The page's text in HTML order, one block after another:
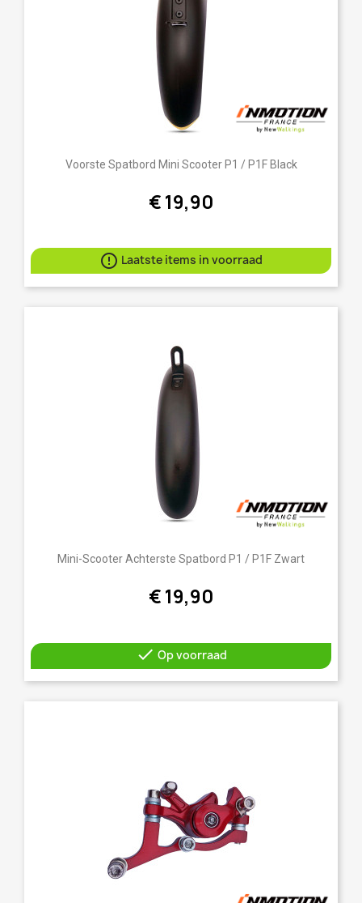
Voorste Spatbord Mini Scooter P1 / P1F Black
€ 19,90
 Laatste items in voorraad
Mini-Scooter Achterste Spatbord P1 / P1F Zwart
€ 19,90
 Op voorraad